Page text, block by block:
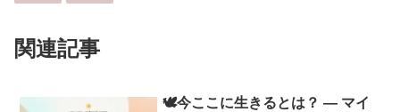
関連記事
🕊️今ここに生きるとは？ ― マイ